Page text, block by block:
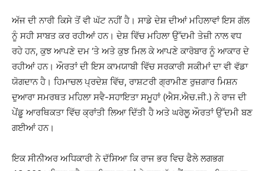
ਅੱਜ ਦੀ ਨਾਰੀ ਕਿਸੇ ਤੋਂ ਵੀ ਘੱਟ ਨਹੀਂ ਹੈ। ਸਾਡੇ ਦੇਸ਼ ਦੀਆਂ ਮਹਿਲਾਵਾਂ ਇਸ ਗੱਲ
ਨੂੰ ਸਹੀ ਸਾਬਤ ਕਰ ਰਹੀਆਂ ਹਨ। ਦੇਸ਼ ਵਿੱਚ ਮਹਿਲਾ ਉੱਦਮੀ ਤੇਜ਼ੀ ਨਾਲ ਵਧ
ਰਹੇ ਹਨ, ਕੁਝ ਆਪਣੇ ਦਮ ‘ਤੇ ਅਤੇ ਕੁਝ ਮਿਲ ਕੇ ਆਪਣੇ ਕਾਰੋਬਾਰ ਨੂੰ ਆਕਾਰ ਦੇ
ਰਹੀਆਂ ਹਨ। ਔਰਤਾਂ ਦੀ ਇਸ ਕਾਮਯਾਬੀ ਵਿੱਚ ਸਰਕਾਰੀ ਸਕੀਮਾਂ ਦਾ ਵੀ ਵੱਡਾ
ਯੋਗਦਾਨ ਹੈ। ਹਿਮਾਚਲ ਪ੍ਰਦੇਸ਼ ਵਿੱਚ, ਰਾਸ਼ਟਰੀ ਗ੍ਰਾਮੀਣ ਰੁਜ਼ਗਾਰ ਮਿਸ਼ਨ
ਦੁਆਰਾ ਸਮਰਥਤ ਮਹਿਲਾ ਸਵੈ-ਸਹਾਇਤਾ ਸਮੂਹਾਂ (ਐਸ.ਐਚ.ਜੀ.) ਨੇ ਰਾਜ ਦੀ
ਪੇਂਡੂ ਆਰਥਿਕਤਾ ਵਿੱਚ ਕ੍ਰਾਂਤੀ ਲਿਆ ਦਿੱਤੀ ਹੈ ਅਤੇ ਘਰੇਲੂ ਔਰਤਾਂ ਉੱਦਮੀ ਬਣ
ਗਈਆਂ ਹਨ।
ਇਕ ਸੀਨੀਅਰ ਅਧਿਕਾਰੀ ਨੇ ਦੱਸਿਆ ਕਿ ਰਾਜ ਭਰ ਵਿਚ ਫੈਲੇ ਲਗਭਗ